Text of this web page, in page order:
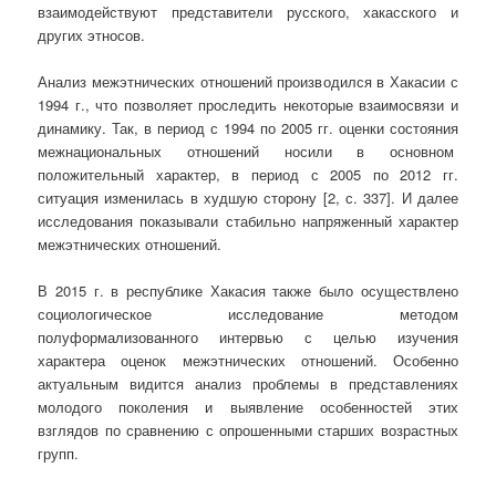
взаимодействуют представители русского, хакасского и
других этносов.
Анализ межэтнических отношений производился в Хакасии с
1994 г., что позволяет проследить некоторые взаимосвязи и
динамику. Так, в период с 1994 по 2005 гг. оценки состояния
межнациональных отношений носили в основном
положительный характер, в период с 2005 по 2012 гг.
ситуация изменилась в худшую сторону [2, с. 337]. И далее
исследования показывали стабильно напряженный характер
межэтнических отношений.
В 2015 г. в республике Хакасия также было осуществлено
социологическое исследование методом
полуформализованного интервью с целью изучения
характера оценок межэтнических отношений. Особенно
актуальным видится анализ проблемы в представлениях
молодого поколения и выявление особенностей этих
взглядов по сравнению с опрошенными старших возрастных
групп.